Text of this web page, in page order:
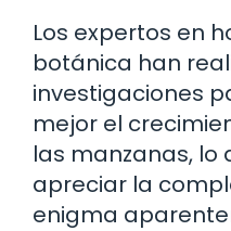
Los expertos en
botánica han
investigaciones
mejor el
las manzanas, lo
apreciar la
enigma